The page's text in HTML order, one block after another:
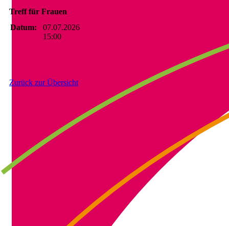
Treff für Frauen
Datum:
07.07.2026
15:00
Zurück zur Übersicht